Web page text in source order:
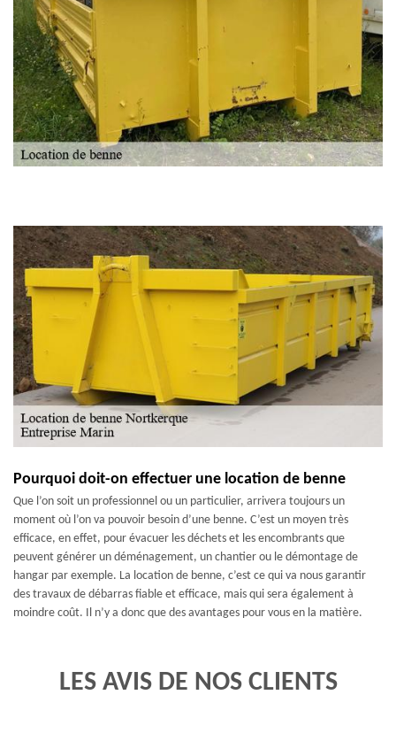
Pourquoi doit-on effectuer une location de benne
Que l’on soit un professionnel ou un particulier, arrivera toujours un
moment où l’on va pouvoir besoin d’une benne. C’est un moyen très
efficace, en effet, pour évacuer les déchets et les encombrants que
peuvent générer un déménagement, un chantier ou le démontage de
hangar par exemple. La location de benne, c’est ce qui va nous garantir
des travaux de débarras fiable et efficace, mais qui sera également à
moindre coût. Il n’y a donc que des avantages pour vous en la matière.
LES AVIS DE NOS CLIENTS